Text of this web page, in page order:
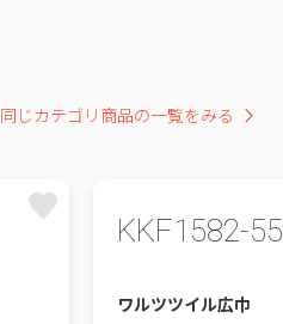
同じカテゴリ商品の一覧をみる
KKF1582-55
ワルツツイル広巾